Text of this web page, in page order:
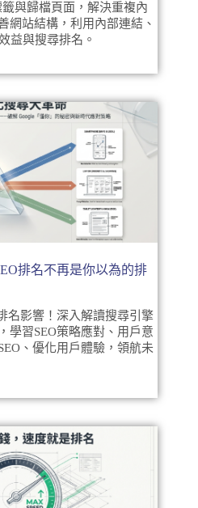
籤與歸檔頁面，解決重複內
網站結構，利用內部連結、
益與搜尋排名。
排名不再是你以為的排
名影響！深入解讀搜尋引擎
學習SEO策略應對、用戶意
、優化用戶體驗，領航未